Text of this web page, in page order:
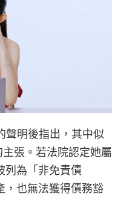
聲明後指出，其中似
張。若法院認定她屬
列為「非免責債
，也無法獲得債務豁